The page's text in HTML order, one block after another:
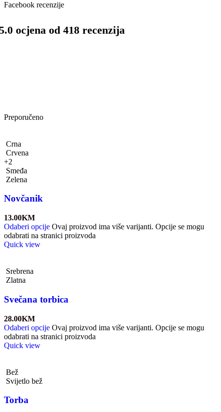
Facebook recenzije
ocjena od 418 recenzija
Preporučeno
Crna
Crvena
+2
Smeđa
Zelena
Novčanik
13.00KM
Odaberi opcije Ovaj proizvod ima više varijanti. Opcije se mogu
odabrati na stranici proizvoda
Quick view
Srebrena
Zlatna
Svečana torbica
28.00KM
Odaberi opcije Ovaj proizvod ima više varijanti. Opcije se mogu
odabrati na stranici proizvoda
Quick view
Bež
Svijetlo bež
Torba